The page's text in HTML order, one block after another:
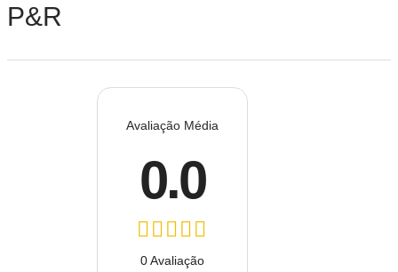
P&R
Avaliação Média
0.0
0 Avaliação